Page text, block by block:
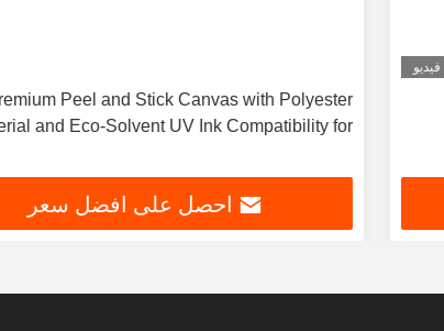
Premium Peel and Stick Canvas with Polyester
Material and Eco-Solvent UV Ink Compatibility for
احصل على افضل سعر